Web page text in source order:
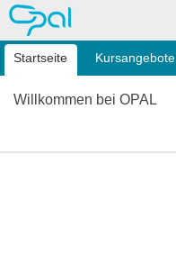
OPAL
Startseite Kursangebote
Willkommen bei OPAL